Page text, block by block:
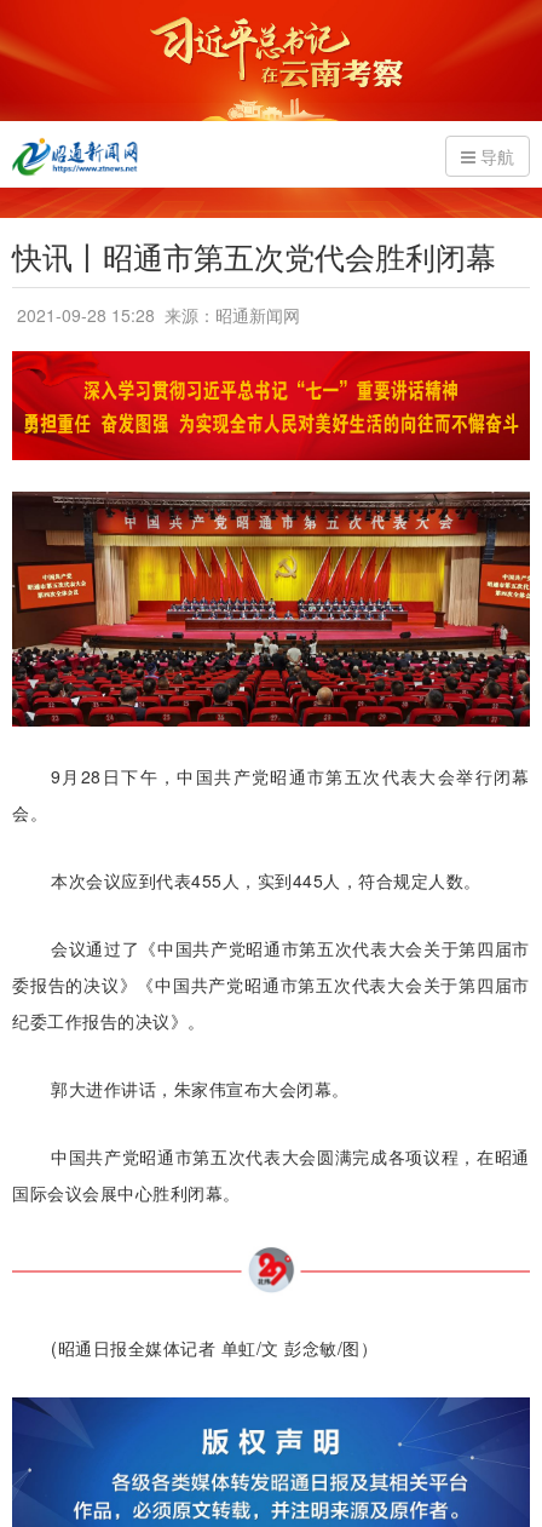
导航
快讯丨昭通市第五次党代会胜利闭幕
2021-09-28 15:28 来源：昭通新闻网
9月28日下午，中国共产党昭通市第五次代表大会举行闭幕
会。
本次会议应到代表455人，实到445人，符合规定人数。
会议通过了《中国共产党昭通市第五次代表大会关于第四届市
委报告的决议》《中国共产党昭通市第五次代表大会关于第四届市
纪委工作报告的决议》。
郭大进作讲话，朱家伟宣布大会闭幕。
中国共产党昭通市第五次代表大会圆满完成各项议程，在昭通
国际会议会展中心胜利闭幕。
(昭通日报全媒体记者 单虹/文 彭念敏/图）